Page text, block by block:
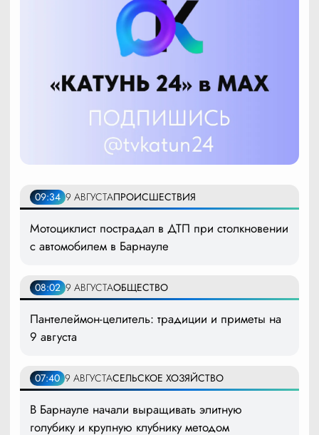
09:34 9 АВГУСТАПРОИСШЕСТВИЯ
Мотоциклист пострадал в ДТП при столкновении
с автомобилем в Барнауле
08:02 9 АВГУСТАОБЩЕСТВО
Пантелеймон-целитель: традиции и приметы на
9 августа
07:40 9 АВГУСТАСЕЛЬСКОЕ ХОЗЯЙСТВО
В Барнауле начали выращивать элитную
голубику и крупную клубнику методом